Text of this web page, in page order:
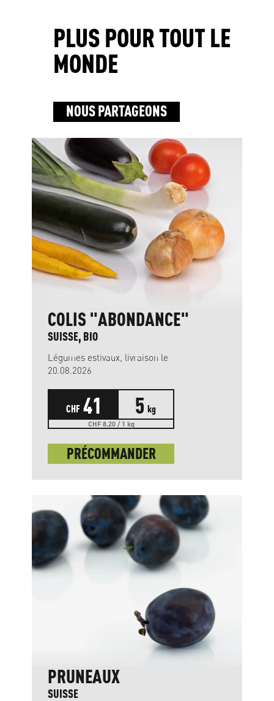
PLUS POUR TOUT LE
MONDE
NOUS PARTAGEONS
COLIS "ABONDANCE"
SUISSE, BIO
Légumes estivaux, livraison le
20.08.2026
CHF 41 5 kg
CHF 8.20 / 1 kg
PRÉCOMMANDER
PRUNEAUX
SUISSE